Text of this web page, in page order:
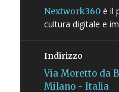
Nextwork360è il
cultura digitale e
Indirizzo
Via Moretto da
Milano - Italia